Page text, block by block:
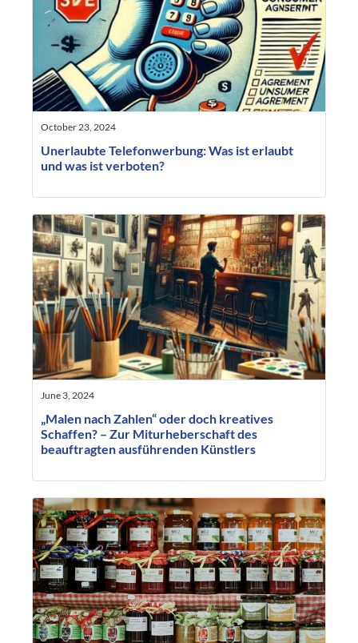
October 23, 2024
Unerlaubte Telefonwerbung: Was ist erlaubt
und was ist verboten?
June 3, 2024
„Malen nach Zahlen“ oder doch kreatives
Schaffen? – Zur Miturheberschaft des
beauftragten ausführenden Künstlers